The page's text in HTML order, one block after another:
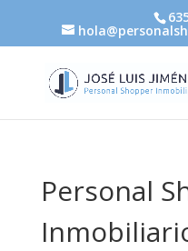
Personal